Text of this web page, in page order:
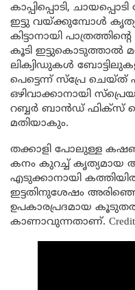
കാപ്പിപ്പൊടി,
ഇട്ടു വയ്ക്കുമ്പോൾ
കിട്ടാനായി
കൂടി ഇട്ടുകൊടുത്താൽ
ലിക്വിഡുകൾ
പെട്ടെന്ന് സ്പ്രേ
ഒഴിവാക്കാനായി
റബ്ബർ ബാൻഡ്
മതിയാകും.
തക്കാളി പോലുള്ള
കനം കുറച്ച്
എടുക്കാനായി
ഇട്ടതിനുശേഷം
ഉപകാരപ്രദമായ
കാണാവുന്നതാണ്.